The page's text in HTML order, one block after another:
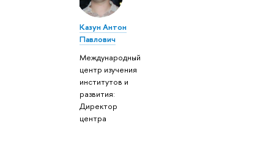
Казун Антон
Павлович
Международный
центр изучения
институтов и
развития:
Директор
центра